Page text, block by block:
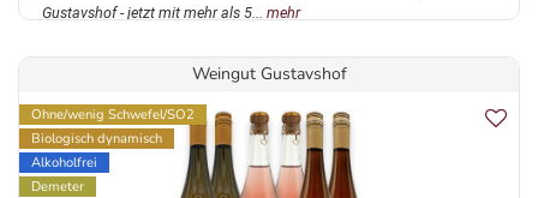
Gustavshof - jetzt mit mehr als 5... mehr
Weingut Gustavshof
Ohne/wenig Schwefel/SO2
Biologisch dynamisch
Alkoholfrei
Demeter